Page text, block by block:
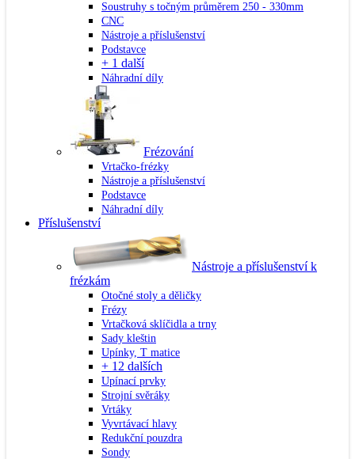
Soustruhy s točným průměrem 250 - 330mm
CNC
Nástroje a příslušenství
Podstavce
+ 1 další
Náhradní díly
Frézování
Vrtačko-frézky
Nástroje a příslušenství
Podstavce
Náhradní díly
Příslušenství
Nástroje a příslušenství k
frézkám
Otočné stoly a děličky
Frézy
Vrtačková sklíčidla a trny
Sady kleštin
Upínky, T matice
+ 12 dalších
Upínací prvky
Strojní svěráky
Vrtáky
Vyvrtávací hlavy
Redukční pouzdra
Sondy